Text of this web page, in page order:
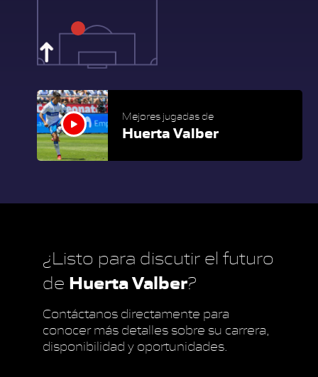
Mejores jugadas de
Huerta Valber
¿Listo para discutir el futuro
de Huerta Valber?
Contáctanos directamente para
conocer más detalles sobre su carrera,
disponibilidad y oportunidades.